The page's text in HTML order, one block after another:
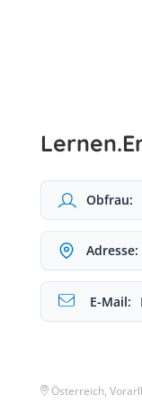
Obfrau:
Adresse:
E-Mail:
Österreich,